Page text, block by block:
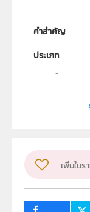
คำสำคัญ
ประเภท
ระดับชั้น
เพิ่มในร